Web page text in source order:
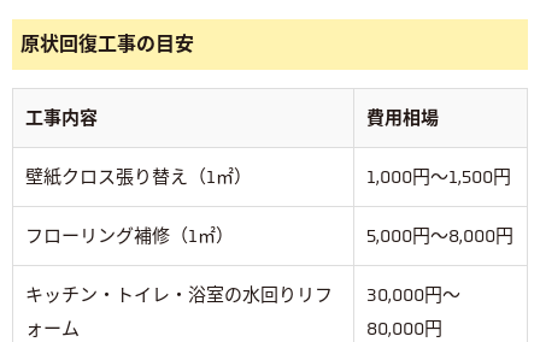
原状回復工事の目安
工事内容 費用相場
壁紙クロス張り替え（1㎡） 1,000円～1,500円
フローリング補修（1㎡） 5,000円～8,000円
キッチン・トイレ・浴室の水回りリフ
ォーム
30,000円～
80,000円